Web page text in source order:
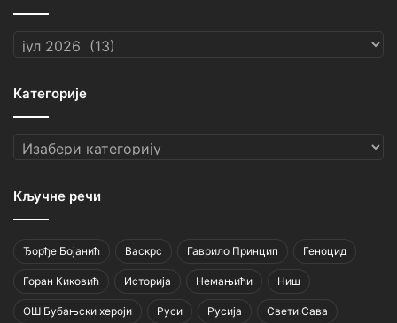
Архиве
Категорије
Категорије
Кључне речи
Ђорђе Бојанић Васкрс Гаврило Принцип Геноцид
Горан Киковић Историја Немањићи Ниш
ОШ Бубањски хероји Руси Русија Свети Сава